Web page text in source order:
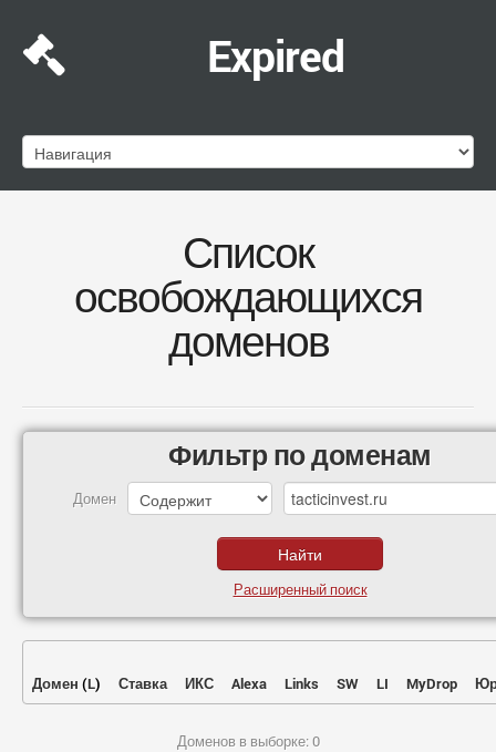
Expired
Список
освобождающихся
доменов
Фильтр по доменам
Домен
Расширенный поиск
Домен (L) Ставка ИКС Alexa Links SW LI MyDrop
Доменов в выборке: 0